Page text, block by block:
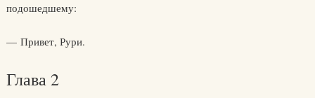
подошедшему:
— Привет, Рури.
Глава 2